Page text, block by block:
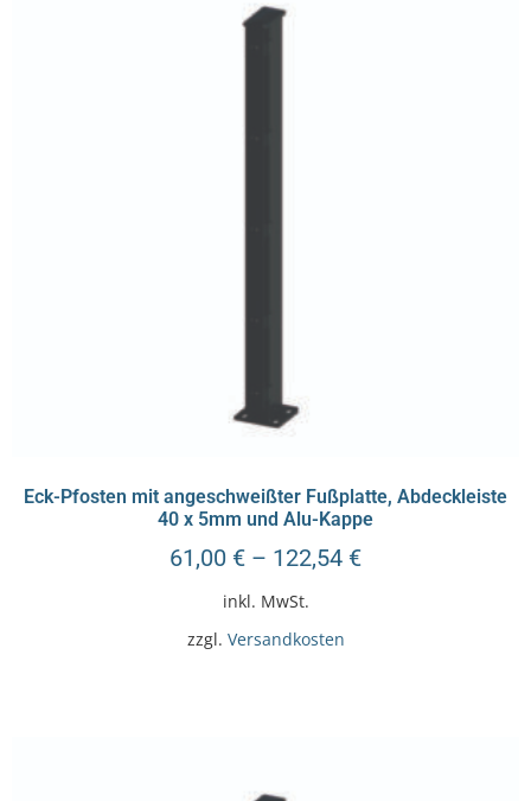
Eck-Pfosten mit angeschweißter Fußplatte, Abdeckleiste
40 x 5mm und Alu-Kappe
61,00 € – 122,54 €
inkl. MwSt.
zzgl. Versandkosten